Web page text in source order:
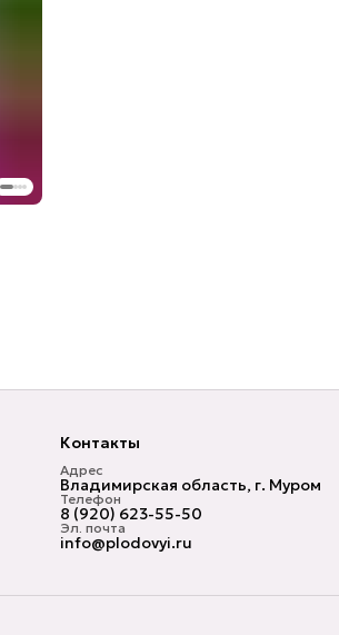
Контакты
Адрес
Владимирская область, г. Муром
Телефон
8 (920) 623-55-50
Эл. почта
info@plodovyi.ru